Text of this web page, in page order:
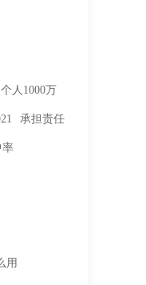
人1000万
承担责任
率
用